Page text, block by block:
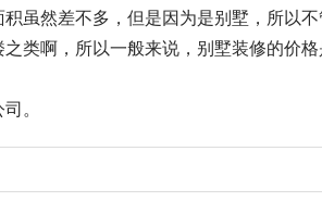
虽然差不多，但是因为是别墅，所以
类啊，所以一般来说，别墅装修的价格
。